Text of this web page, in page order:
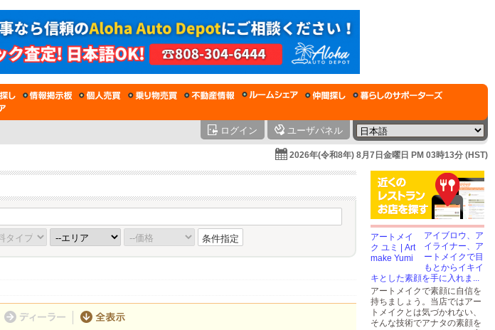
ログイン ユーザパネル
2026年(令和8年) 8月7日金曜日 PM 03時13分 (HST)
条件指定
アイブロウ、ア
イライナー、ア
ートメイクで目
もとからイキイ
キとした素顔を手に入れま...
アートメイクで素顔に自信を
持ちましょう。当店ではアー
トメイクとは気づかれない、
そんな技術でアナタの素顔を